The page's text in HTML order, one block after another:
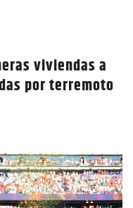
viviendas a
por terremoto